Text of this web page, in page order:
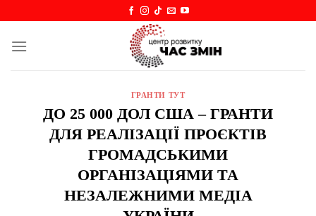
content
ГРАНТИ ТУТ
ДО 25 000 ДОЛ США – ГРАНТИ
ДЛЯ РЕАЛІЗАЦІЇ ПРОЄКТІВ
ГРОМАДСЬКИМИ
ОРГАНІЗАЦІЯМИ ТА
НЕЗАЛЕЖНИМИ МЕДІА